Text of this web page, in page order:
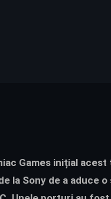
Games inițial
la Sony de a aduce